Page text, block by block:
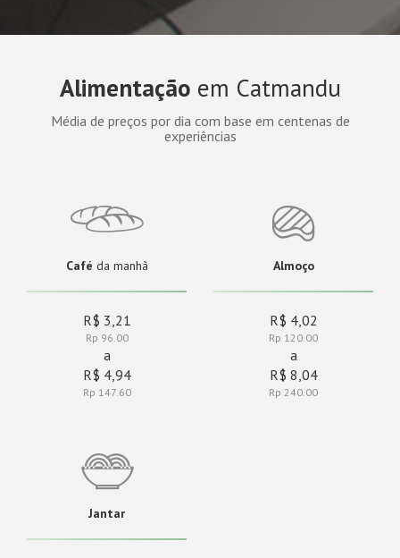
Alimentação em Catmandu
Média de preços por dia com base em centenas de
experiências
Café da manhã
R$ 3,21
Rp 96.00
a
R$ 4,94
Rp 147.60
Almoço
R$ 4,02
Rp 120.00
a
R$ 8,04
Rp 240.00
Jantar